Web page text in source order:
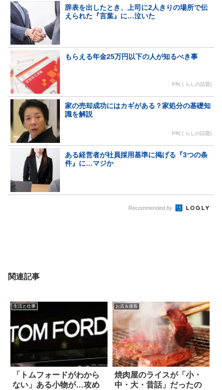
辞表を出したとき、上司に2人きりの場所で伝
えられた『言葉』に…泣いた
もらえる年金25万円以下の人が知るべき事
PR(くらしの話題)
家の売却成功にはカギがある？家処分の基礎知
識を解説
PR(くらしの話題)
ある経営者が社員採用基準に掲げる『3つの条
件』に…マジか
Recommended by
関連記事
生活と仕事
「トムフォードがわから
ない」ある小物が…攻め
お店＆接客
焼肉屋のライスが「小・
中・大・昔話」だったの